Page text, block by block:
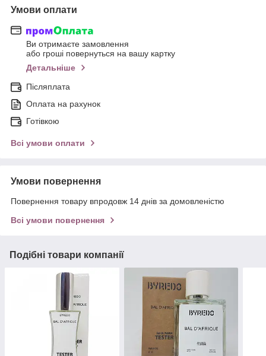
Умови оплати
Ви отримаєте замовлення
або гроші повернуться на вашу картку
Детальніше
Післяплата
Оплата на рахунок
Готівкою
Всі умови оплати
Умови повернення
Повернення товару впродовж 14 днів за домовленістю
Всі умови повернення
Подібні товари компанії